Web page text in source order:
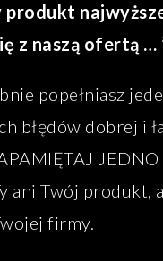
produkt
z naszą ofertą …
popełniasz
błędów dobrej i
ani Twój produkt,
firmy.